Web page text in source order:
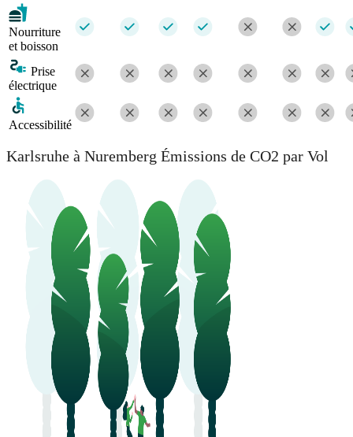
Nourriture
et boisson
Prise
électrique
Accessibilité
Karlsruhe à Nuremberg Émissions de CO2 par Vol